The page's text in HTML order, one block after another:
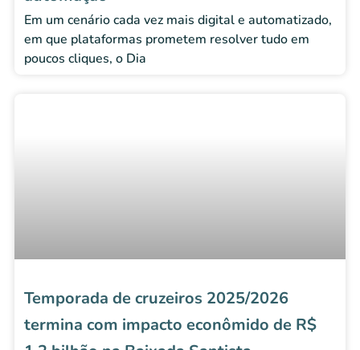
Em um cenário cada vez mais digital e automatizado,
em que plataformas prometem resolver tudo em
poucos cliques, o Dia
Temporada de cruzeiros 2025/2026
termina com impacto econômido de R$